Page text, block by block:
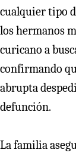
cualquier tipo
los hermanos
curicano a
confirmando
abrupta
defunción.
La familia